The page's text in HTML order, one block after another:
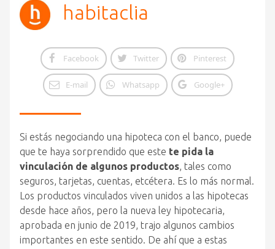
habitaclia
Facebook Twitter Pinterest
E-mail Whatsapp Google+
Si estás negociando una hipoteca con el banco, puede
que te haya sorprendido que este te pida la
vinculación de algunos productos, tales como
seguros, tarjetas, cuentas, etcétera. Es lo más normal.
Los productos vinculados viven unidos a las hipotecas
desde hace años, pero la nueva ley hipotecaria,
aprobada en junio de 2019, trajo algunos cambios
importantes en este sentido. De ahí que a estas